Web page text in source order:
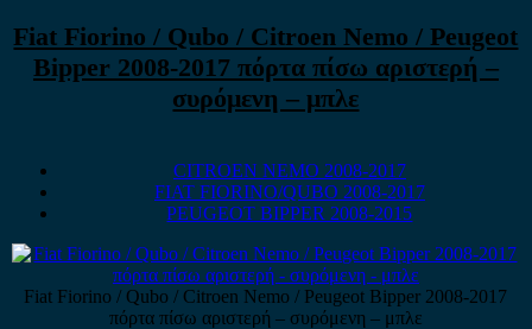
Fiat Fiorino / Qubo / Citroen Nemo / Peugeot
Bipper 2008-2017 πόρτα πίσω αριστερή –
συρόμενη – μπλε
CITROEN NEMO 2008-2017
FIAT FIORINO/QUBO 2008-2017
PEUGEOT BIPPER 2008-2015
Fiat Fiorino / Qubo / Citroen Nemo / Peugeot Bipper 2008-2017
πόρτα πίσω αριστερή – συρόμενη – μπλε